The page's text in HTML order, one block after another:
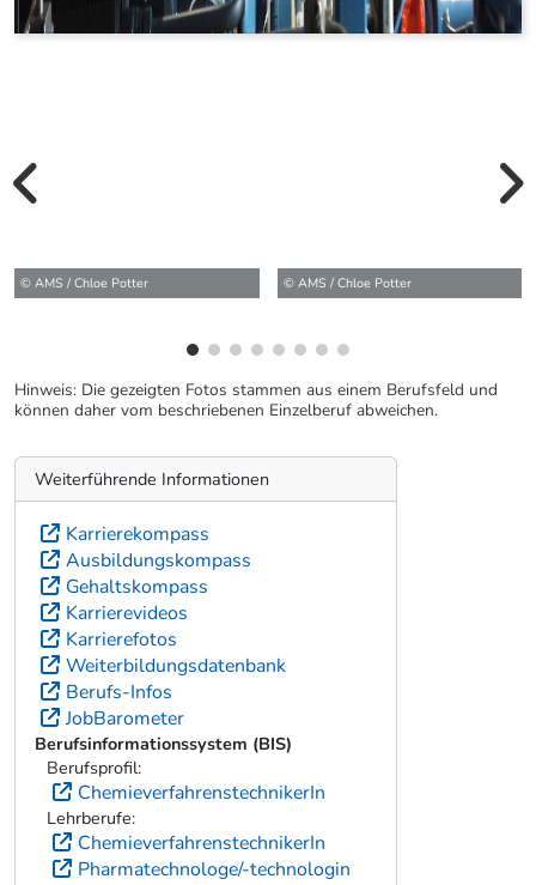
© AMS / Chloe Potter © AMS / Chloe Potter
Hinweis: Die gezeigten Fotos stammen aus einem Berufsfeld und
können daher vom beschriebenen Einzelberuf abweichen.
Weiterführende Informationen
Karrierekompass
Ausbildungskompass
Gehaltskompass
Karrierevideos
Karrierefotos
Weiterbildungsdatenbank
Berufs-Infos
JobBarometer
Berufsinformationssystem (BIS)
Berufsprofil:
ChemieverfahrenstechnikerIn
Lehrberufe:
ChemieverfahrenstechnikerIn
Pharmatechnologe/-technologin